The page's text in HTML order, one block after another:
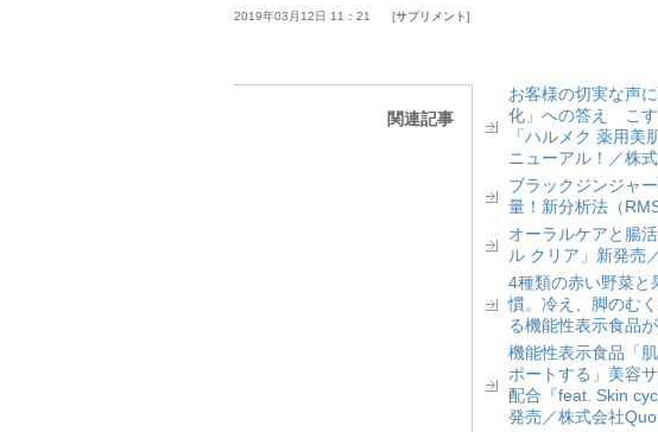
2019年03月12日 11：21 サプリメント
関連記事
お客様の切実な声
化」への答え こす
「ハルメク 薬用美
ニューアル！／株
ブラックジンジャ
量！新分析法（
オーラルケアと腸
ル クリア」新発売
4種類の赤い野菜と
慣。冷え、脚のむ
る機能性表示食品
機能性表示食品「
ポートする」美容
配合『feat. Skin
発売／株式会社